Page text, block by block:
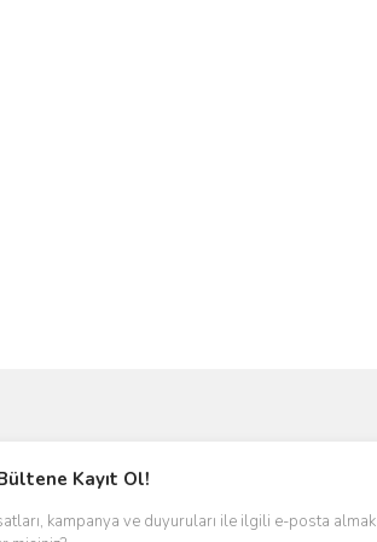
Kayıt Ol!
kampanya ve duyuruları ile ilgili e-posta almak